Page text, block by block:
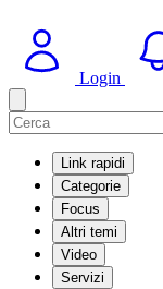
Login
Link rapidi
Categorie
Focus
Altri temi
Video
Servizi